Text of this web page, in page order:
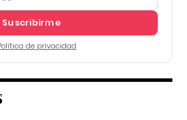
Suscribirme
de privacidad